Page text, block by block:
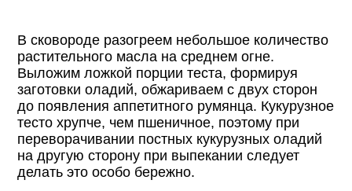
В сковороде разогреем небольшое количество
растительного масла на среднем огне.
Выложим ложкой порции теста, формируя
заготовки оладий, обжариваем с двух сторон
до появления аппетитного румянца. Кукурузное
тесто хрупче, чем пшеничное, поэтому при
переворачивании постных кукурузных оладий
на другую сторону при выпекании следует
делать это особо бережно.